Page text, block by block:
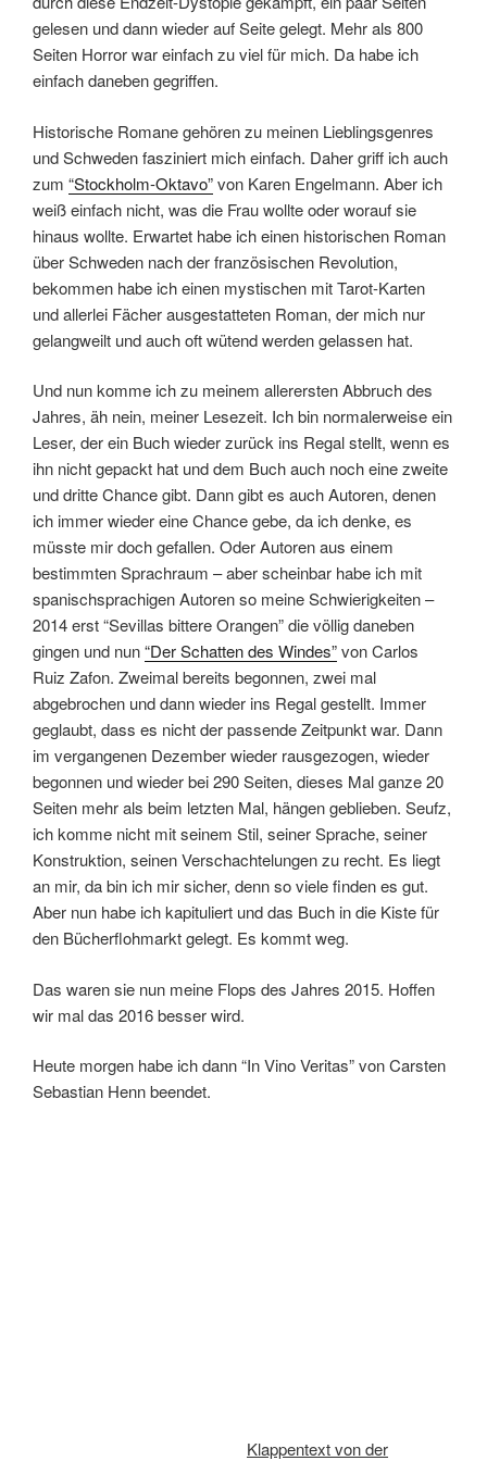
gelesen und dann wieder auf Seite gelegt. Mehr als 800
Seiten Horror war einfach zu viel für mich. Da habe ich
einfach daneben gegriffen.
Historische Romane gehören zu meinen Lieblingsgenres
und Schweden fasziniert mich einfach. Daher griff ich auch
zum “Stockholm-Oktavo”von Karen Engelmann. Aber ich
weiß einfach nicht, was die Frau wollte oder worauf sie
hinaus wollte. Erwartet habe ich einen historischen Roman
über Schweden nach der französischen Revolution,
bekommen habe ich einen mystischen mit Tarot-Karten
und allerlei Fächer ausgestatteten Roman, der mich nur
gelangweilt und auch oft wütend werden gelassen hat.
Und nun komme ich zu meinem allerersten Abbruch des
Jahres, äh nein, meiner Lesezeit. Ich bin normalerweise ein
Leser, der ein Buch wieder zurück ins Regal stellt, wenn es
ihn nicht gepackt hat und dem Buch auch noch eine zweite
und dritte Chance gibt. Dann gibt es auch Autoren, denen
ich immer wieder eine Chance gebe, da ich denke, es
müsste mir doch gefallen. Oder Autoren aus einem
bestimmten Sprachraum – aber scheinbar habe ich mit
spanischsprachigen Autoren so meine Schwierigkeiten –
2014 erst “Sevillas bittere Orangen” die völlig daneben
gingen und nun“Der Schatten des Windes”von Carlos
Ruiz Zafon. Zweimal bereits begonnen, zwei mal
abgebrochen und dann wieder ins Regal gestellt. Immer
geglaubt, dass es nicht der passende Zeitpunkt war. Dann
im vergangenen Dezember wieder rausgezogen, wieder
begonnen und wieder bei 290 Seiten, dieses Mal ganze 20
Seiten mehr als beim letzten Mal, hängen geblieben. Seufz,
ich komme nicht mit seinem Stil, seiner Sprache, seiner
Konstruktion, seinen Verschachtelungen zu recht. Es liegt
an mir, da bin ich mir sicher, denn so viele finden es gut.
Aber nun habe ich kapituliert und das Buch in die Kiste für
den Bücherflohmarkt gelegt. Es kommt weg.
Das waren sie nun meine Flops des Jahres 2015. Hoffen
wir mal das 2016 besser wird.
Heute morgen habe ich dann “In Vino Veritas” von Carsten
Sebastian Henn beendet.
Klappentext von der